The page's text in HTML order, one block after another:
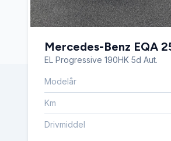
Mercedes-Benz EQA
EL Progressive 190HK 5d Aut.
Modelår
Km
Drivmiddel